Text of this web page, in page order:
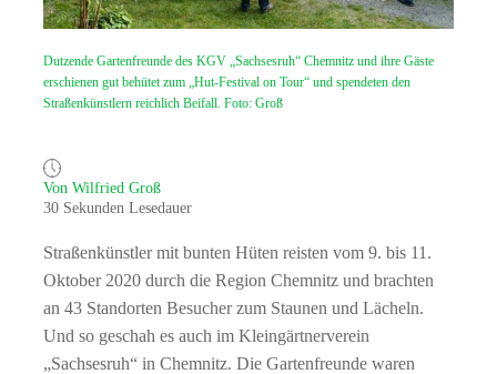
Dutzende Gartenfreunde des KGV „Sachsesruh“ Chemnitz und ihre Gäste
erschienen gut behütet zum „Hut-Festival on Tour“ und spendeten den
Straßenkünstlern reichlich Beifall. Foto: Groß
Von Wilfried Groß
30 Sekunden Lesedauer
Straßenkünstler mit bunten Hüten reisten vom 9. bis 11.
Oktober 2020 durch die Region Chemnitz und brachten
an 43 Standorten Besucher zum Staunen und Lächeln.
Und so geschah es auch im Kleingärtnerverein
„Sachsesruh“ in Chemnitz. Die Gartenfreunde waren